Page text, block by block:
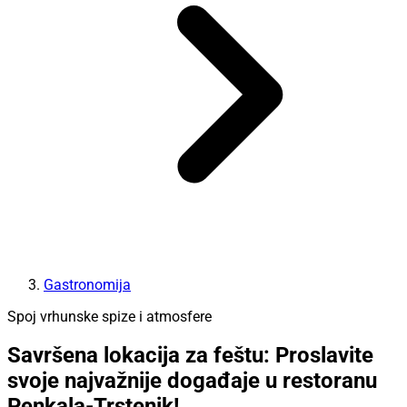
Gastronomija
Spoj vrhunske spize i atmosfere
Savršena lokacija za feštu: Proslavite
svoje najvažnije događaje u restoranu